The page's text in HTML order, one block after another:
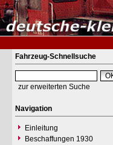
Fahrzeug-Schnellsuche
zur erweiterten Suche
Navigation
Einleitung
Beschaffungen 1930